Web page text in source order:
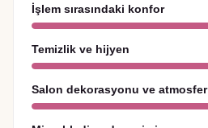
İşlem sırasındaki konfor
Temizlik ve hijyen
Salon dekorasyonu ve atmosfer